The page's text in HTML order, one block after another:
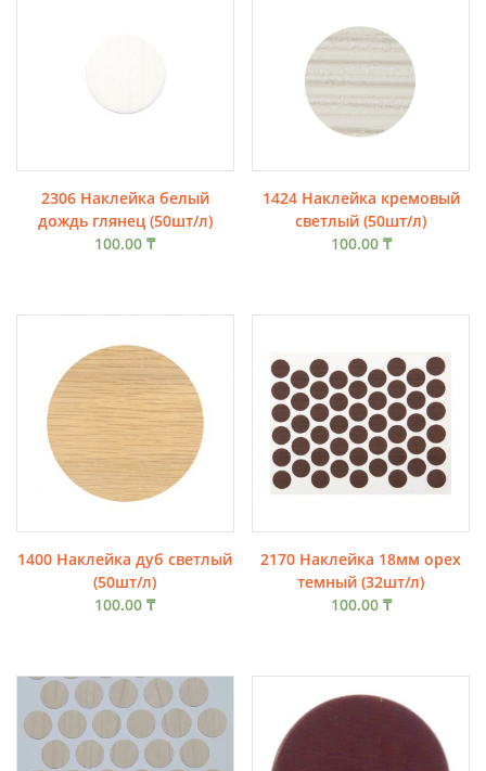
2306 Наклейка белый
дождь глянец (50шт/л)
100.00 ₸
1424 Наклейка кремовый
светлый (50шт/л)
100.00₸
1400 Наклейка дуб светлый
(50шт/л)
100.00 ₸
2170 Наклейка 18мм орех
темный (32шт/л)
100.00₸